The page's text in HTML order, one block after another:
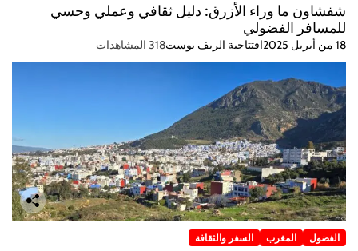
شفشاون ما وراء الأزرق: دليل ثقافي وعملي وحسي
للمسافر الفضولي
18 من أبريل 2025 افتتاحية الريف بوست318 المشاهدات
الفضول المغرب السفر والثقافة